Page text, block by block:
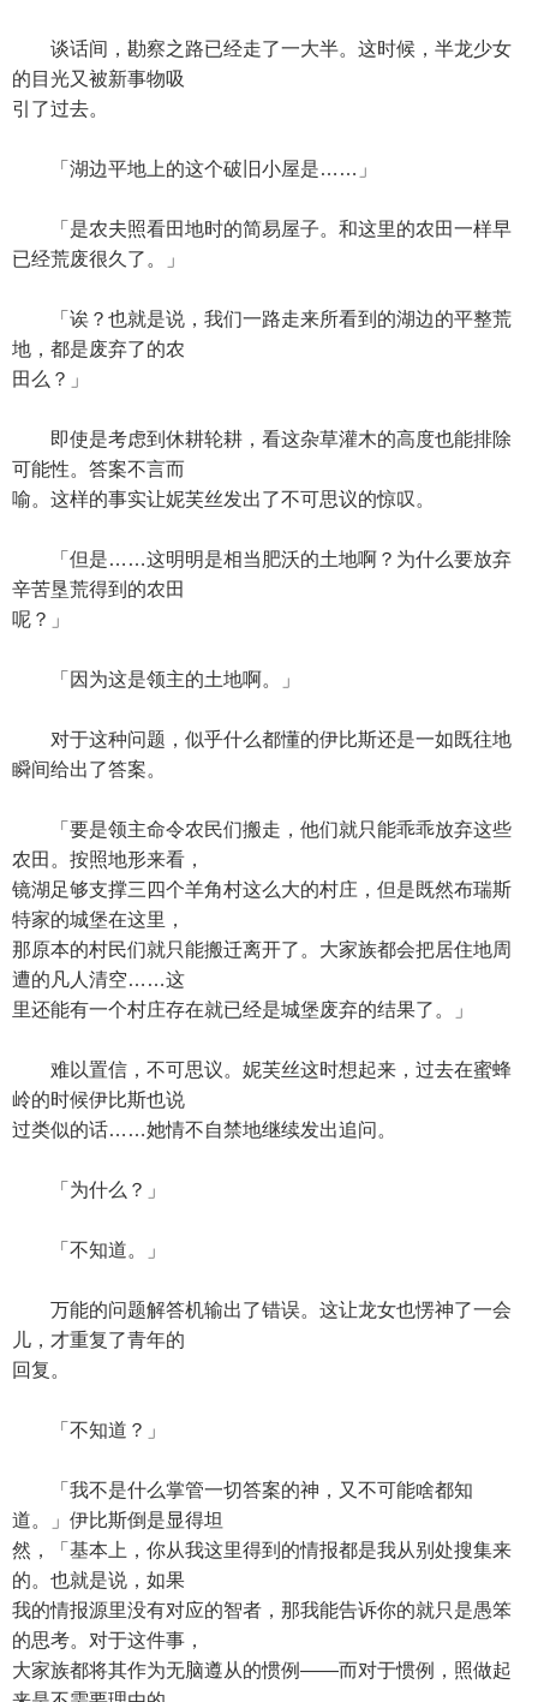
谈话间，勘察之路已经走了一大半。这时候，半龙少女
的目光又被新事物吸
引了过去。
「湖边平地上的这个破旧小屋是……」
「是农夫照看田地时的简易屋子。和这里的农田一样早
已经荒废很久了。」
「诶？也就是说，我们一路走来所看到的湖边的平整荒
地，都是废弃了的农
田么？」
即使是考虑到休耕轮耕，看这杂草灌木的高度也能排除
可能性。答案不言而
喻。这样的事实让妮芙丝发出了不可思议的惊叹。
「但是……这明明是相当肥沃的土地啊？为什么要放弃
辛苦垦荒得到的农田
呢？」
「因为这是领主的土地啊。」
对于这种问题，似乎什么都懂的伊比斯还是一如既往地
瞬间给出了答案。
「要是领主命令农民们搬走，他们就只能乖乖放弃这些
农田。按照地形来看，
镜湖足够支撑三四个羊角村这么大的村庄，但是既然布瑞斯
特家的城堡在这里，
那原本的村民们就只能搬迁离开了。大家族都会把居住地周
遭的凡人清空……这
里还能有一个村庄存在就已经是城堡废弃的结果了。」
难以置信，不可思议。妮芙丝这时想起来，过去在蜜蜂
岭的时候伊比斯也说
过类似的话……她情不自禁地继续发出追问。
「为什么？」
「不知道。」
万能的问题解答机输出了错误。这让龙女也愣神了一会
儿，才重复了青年的
回复。
「不知道？」
「我不是什么掌管一切答案的神，又不可能啥都知
道。」伊比斯倒是显得坦
然，「基本上，你从我这里得到的情报都是我从别处搜集来
的。也就是说，如果
我的情报源里没有对应的智者，那我能告诉你的就只是愚笨
的思考。对于这件事，
大家族都将其作为无脑遵从的惯例——而对于惯例，照做起